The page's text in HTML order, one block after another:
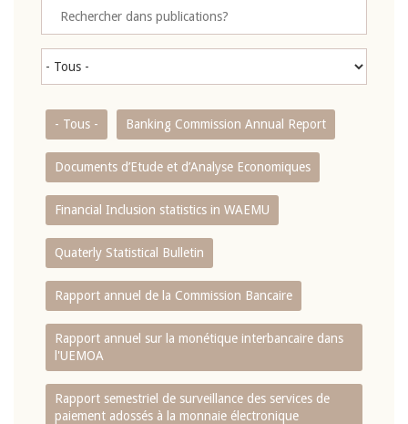
- Tous - Banking Commission Annual Report
Documents d’Etude et d’Analyse Economiques
Financial Inclusion statistics in WAEMU
Quaterly Statistical Bulletin
Rapport annuel de la Commission Bancaire
Rapport annuel sur la monétique interbancaire dans
l'UEMOA
Rapport semestriel de surveillance des services de
paiement adossés à la monnaie électronique